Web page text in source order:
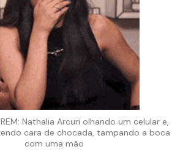
Nathalia Arcuri olhando um celular e,
cara de chocada, tampando a boca
com uma mão